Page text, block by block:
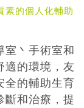
素的個人化輔助
室丶手術室和
適的環境，友
全的輔助生育
斷和治療，提